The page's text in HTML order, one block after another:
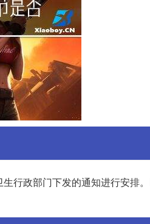
行政部门下发的通知进行安